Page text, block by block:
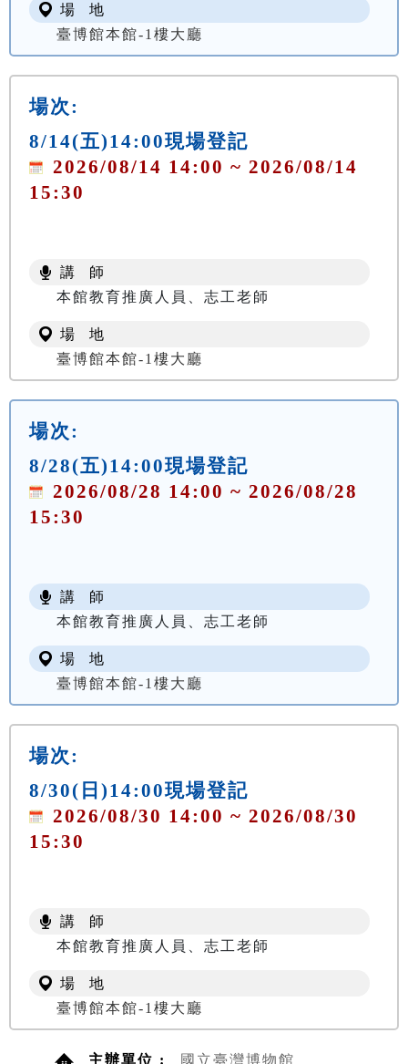
場 地
臺博館本館-1樓大廳
場次:
8/14(五)14:00現場登記
2026/08/14 14:00 ~ 2026/08/14
15:30
講 師
本館教育推廣人員、志工老師
場 地
臺博館本館-1樓大廳
場次:
8/28(五)14:00現場登記
2026/08/28 14:00 ~ 2026/08/28
15:30
講 師
本館教育推廣人員、志工老師
場 地
臺博館本館-1樓大廳
場次:
8/30(日)14:00現場登記
2026/08/30 14:00 ~ 2026/08/30
15:30
講 師
本館教育推廣人員、志工老師
場 地
臺博館本館-1樓大廳
主辦單位 : 國立臺灣博物館